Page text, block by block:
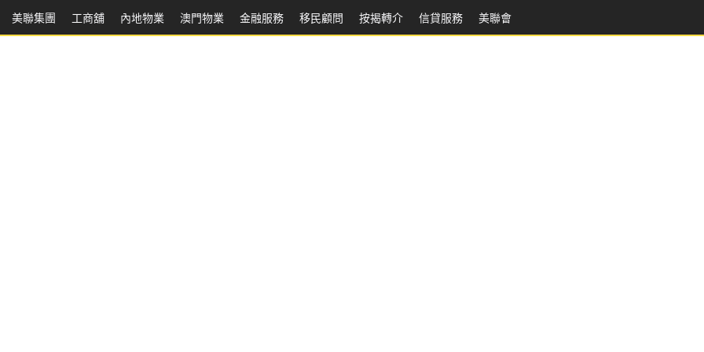
美聯集團 工商舖 內地物業 澳門物業 金融服務 移民顧問 按揭轉介 信貸服務 美聯會